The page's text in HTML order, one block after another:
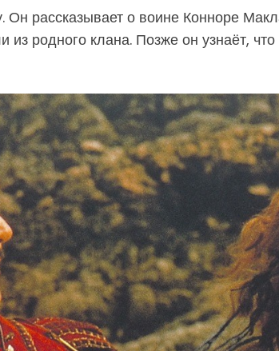
рассказывает о воине Конноре
из родного клана. Позже он узнаёт,